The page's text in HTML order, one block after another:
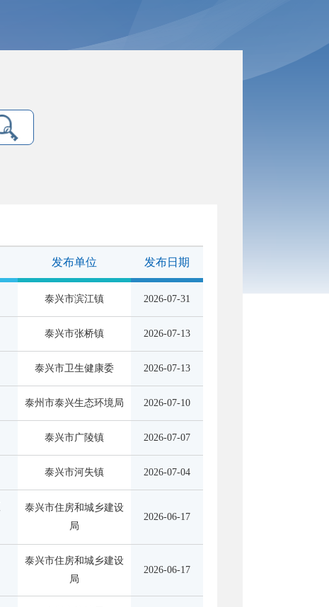
发布单位 发布日期
泰兴市滨江镇 2026-07-31
泰兴市张桥镇 2026-07-13
泰兴市卫生健康委 2026-07-13
泰州市泰兴生态环境局 2026-07-10
泰兴市广陵镇 2026-07-07
泰兴市河失镇 2026-07-04
泰兴市住房和城乡建设
局
2026-06-17
泰兴市住房和城乡建设
局
2026-06-17